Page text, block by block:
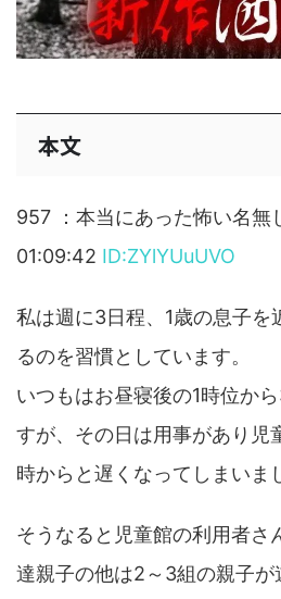
本文
957 ：本当にあった怖い名無
01:09:42 ID:ZYlYUuUVO
私は週に3日程、1歳の息子を
るのを習慣としています。
いつもはお昼寝後の1時位か
すが、その日は用事があり児
時からと遅くなってしまいま
そうなると児童館の利用者さ
達親子の他は2～3組の親子が